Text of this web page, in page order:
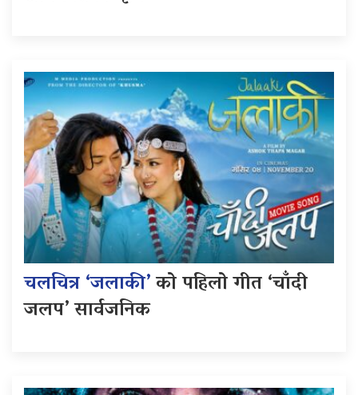
चलचित्र ‘जलाकी’को पहिलो गीत ‘चाँदी
जलप’ सार्वजनिक